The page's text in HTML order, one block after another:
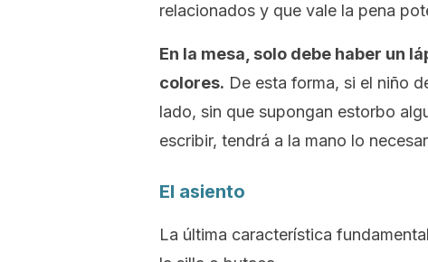
relacionados y que vale la pena
En la mesa, solo debe haber un
colores. De esta forma, si el niño
lado, sin que supongan estorbo
escribir, tendrá a la mano lo
El asiento
La última característica